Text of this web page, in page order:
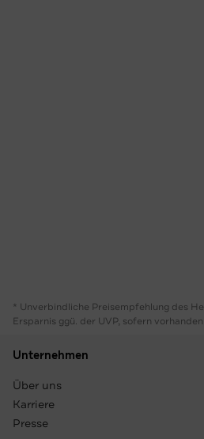
* Unverbindliche Preisempfehlung des
Ersparnis ggü. der UVP, sofern vorhanden
Unternehmen
Über uns
Karriere
Presse